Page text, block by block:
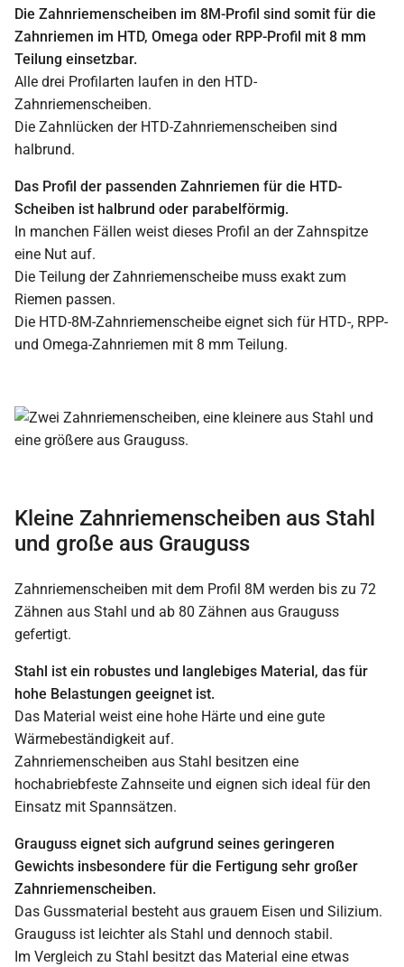
Die Zahnriemenscheiben im 8M-Profil sind somit für die
Zahnriemen im HTD, Omega oder RPP-Profil mit 8 mm
Teilung einsetzbar.
Alle drei Profilarten laufen in den HTD-
Zahnriemenscheiben.
Die Zahnlücken der HTD-Zahnriemenscheiben sind
halbrund.
Das Profil der passenden Zahnriemen für die HTD-
Scheiben ist halbrund oder parabelförmig.
In manchen Fällen weist dieses Profil an der Zahnspitze
eine Nut auf.
Die Teilung der Zahnriemenscheibe muss exakt zum
Riemen passen.
Die HTD-8M-Zahnriemenscheibe eignet sich für HTD-, RPP-
und Omega-Zahnriemen mit 8 mm Teilung.
Kleine Zahnriemenscheiben aus Stahl
und große aus Grauguss
Zahnriemenscheiben mit dem Profil 8M werden bis zu 72
Zähnen aus Stahl und ab 80 Zähnen aus Grauguss
gefertigt.
Stahl ist ein robustes und langlebiges Material, das für
hohe Belastungen geeignet ist.
Das Material weist eine hohe Härte und eine gute
Wärmebeständigkeit auf.
Zahnriemenscheiben aus Stahl besitzen eine
hochabriebfeste Zahnseite und eignen sich ideal für den
Einsatz mit Spannsätzen.
Grauguss eignet sich aufgrund seines geringeren
Gewichts insbesondere für die Fertigung sehr großer
Zahnriemenscheiben.
Das Gussmaterial besteht aus grauem Eisen und Silizium.
Grauguss ist leichter als Stahl und dennoch stabil.
Im Vergleich zu Stahl besitzt das Material eine etwas